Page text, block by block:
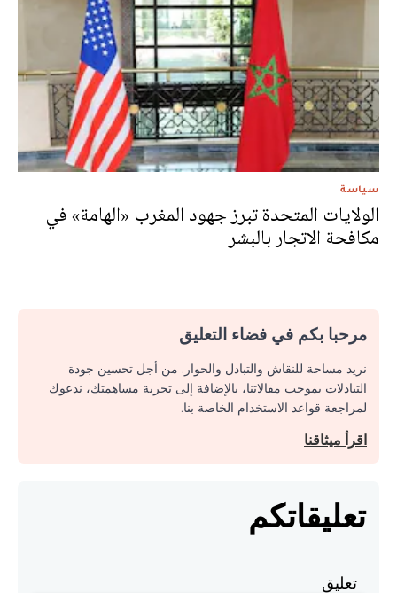
سياسة
الولايات المتحدة تبرز جهود المغرب «الهامة» في
مكافحة الاتجار بالبشر
مرحبا بكم في فضاء التعليق
نريد مساحة للنقاش والتبادل والحوار. من أجل تحسين جودة
التبادلات بموجب مقالاتنا، بالإضافة إلى تجربة مساهمتك، ندعوك
لمراجعة قواعد الاستخدام الخاصة بنا.
اقرأ ميثاقنا
تعليقاتكم
تعليق